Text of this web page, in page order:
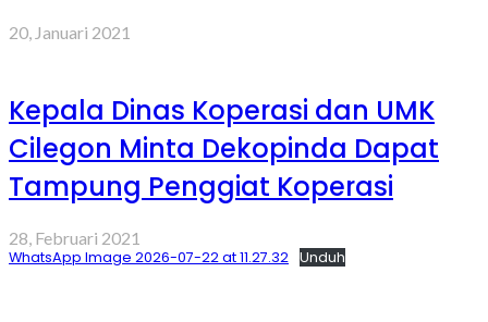
20, Januari 2021
Kepala Dinas Koperasi dan UMK
Cilegon Minta Dekopinda Dapat
Tampung Penggiat Koperasi
28, Februari 2021
WhatsApp Image 2026-07-22 at 11.27.32 Unduh